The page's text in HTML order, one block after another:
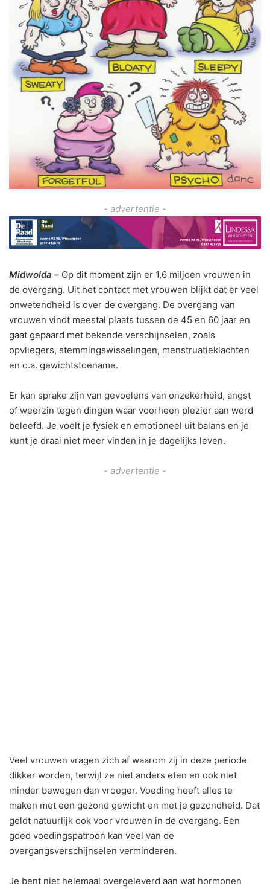
- advertentie -
Midwolda – Op dit moment zijn er 1,6 miljoen vrouwen in
de overgang. Uit het contact met vrouwen blijkt dat er veel
onwetendheid is over de overgang. De overgang van
vrouwen vindt meestal plaats tussen de 45 en 60 jaar en
gaat gepaard met bekende verschijnselen, zoals
opvliegers, stemmingswisselingen, menstruatieklachten
en o.a. gewichtstoename.
Er kan sprake zijn van gevoelens van onzekerheid, angst
of weerzin tegen dingen waar voorheen plezier aan werd
beleefd. Je voelt je fysiek en emotioneel uit balans en je
kunt je draai niet meer vinden in je dagelijks leven.
- advertentie -
Veel vrouwen vragen zich af waarom zij in deze periode
dikker worden, terwijl ze niet anders eten en ook niet
minder bewegen dan vroeger. Voeding heeft alles te
maken met een gezond gewicht en met je gezondheid. Dat
geldt natuurlijk ook voor vrouwen in de overgang. Een
goed voedingspatroon kan veel van de
overgangsverschijnselen verminderen.
Je bent niet helemaal overgeleverd aan wat hormonen